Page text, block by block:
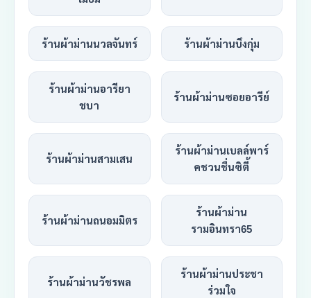
ร้านผ้าม่านนวลจันทร์ ร้านผ้าม่านบึงกุ่ม
ร้านผ้าม่านอารียา
ชบา
ร้านผ้าม่านซอยอารีย์
ร้านผ้าม่านสามเสน
ร้านผ้าม่านเบลล์พาร์
คชวนชื่นซิตี้
ร้านผ้าม่านถนอมมิตร
ร้านผ้าม่าน
รามอินทรา65
ร้านผ้าม่านวัชรพล
ร้านผ้าม่านประชา
ร่วมใจ